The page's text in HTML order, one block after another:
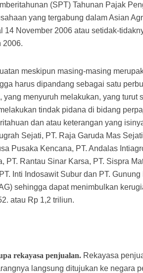
(SPT) Tahunan Pajak
yang tergabung dalam Asian
14 November 2006 atau setidak-
2006.
meskipun masing-masing
harus dipandang sebagai satu
menyuruh melakukan, yang turut
tindak pidana di bidang
dan atau keterangan yang
Sejati, PT. Raja Garuda Mas
Pusaka Kencana, PT. Andalas
PT. Rantau Sinar Karsa, PT. Sispra
Inti Indosawit Subur dan PT. Gunung
sehingga dapat menimbulkan
atau Rp 1,2 triliun.
rekayasa penjualan. Rekayasa
langsung ditujukan ke negara